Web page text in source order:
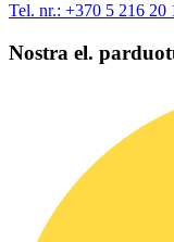
Tel. nr.: +370 5 216 20
Nostra el.